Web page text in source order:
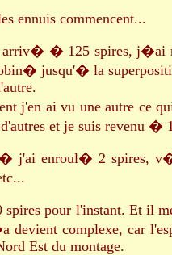
ennuis commencent...
� 125 spires, j�ai
jusqu'� la
j'en ai vu une autre
et je suis revenu �
j'ai enroul� 2 spires,
spires pour l'instant. Et il
devient complexe, car
Est du montage.